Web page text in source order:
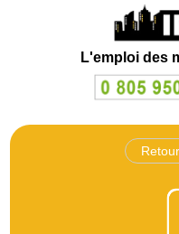
L'emploi des